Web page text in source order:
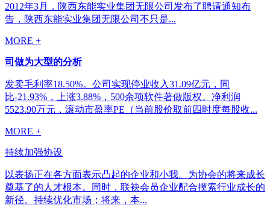
2012年3月，陕西东能实业集团无限公司发布了聘请通知布
告，陕西东能实业集团无限公司不只是...
MORE +
司做为大型的分析
发卖毛利率18.50%。公司实现停业收入31.09亿元，同
比-21.93%，上涨3.88%，500余项软件著做版权。净利润
5523.90万元，滚动市盈率PE（当前股价取前四时度每股收...
MORE +
持续加强协设
以表扬正在各方面表示凸起的企业和小我。为协会的将来成长
奠基了的人才根本。同时，联袂会员企业配合摸索行业成长的
新径。持续优化市场；将来，本...